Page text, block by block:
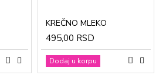
KREČNO MLEKO
495,00 RSD
Dodaj u korpu